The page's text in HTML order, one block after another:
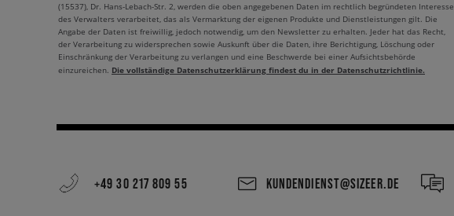
(15537), Dr. Hans-Lebach-Str. 2, werden die oben angegebenen Daten im rechtlich begründeten Interesse
des Verwalters verarbeitet, das als Vermarktung der eigenen Produkte und Dienstleistungen gilt. Die
Angabe der Daten ist freiwillig, jedoch notwendig, um den Newsletter zu erhalten. Jeder hat das Recht,
der Verarbeitung zu widersprechen sowie Auskunft über die Daten, ihre Berichtigung, Löschung oder
Einschränkung der Verarbeitung zu verlangen und eine Beschwerde bei einer Aufsichtsbehörde
einzureichen. Die vollständige Datenschutzerklärung findest du in der Datenschutzrichtlinie.
+49 30 217 809 55 KUNDENDIENST@SIZEER.DE